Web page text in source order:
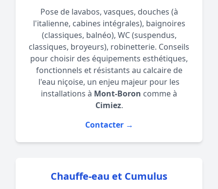
Pose de lavabos, vasques, douches (à
l'italienne, cabines intégrales), baignoires
(classiques, balnéo), WC (suspendus,
classiques, broyeurs), robinetterie. Conseils
pour choisir des équipements esthétiques,
fonctionnels et résistants au calcaire de
l'eau niçoise, un enjeu majeur pour les
installations à Mont-Boron comme à
Cimiez.
Contacter →
Chauffe-eau et Cumulus